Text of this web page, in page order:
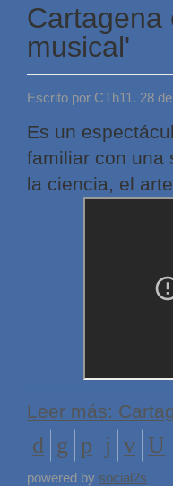
Cartagena
musical'
Escrito por CTh11. 28
Es un
familiar con una
la ciencia, el
Leer más:
powered by social2s